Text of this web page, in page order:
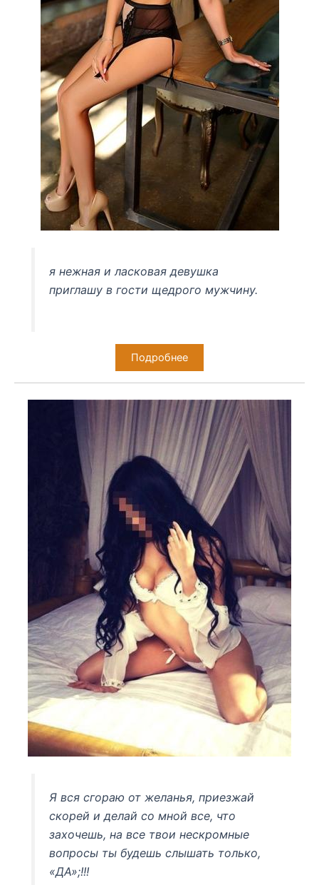
я нежная и ласковая девушка
приглашу в гости щедрого мужчину.
Подробнее
Я вся сгораю от желанья, приезжай
скорей и делай со мной все, что
захочешь, на все твои нескромные
вопросы ты будешь слышать только,
«ДА»;!!!